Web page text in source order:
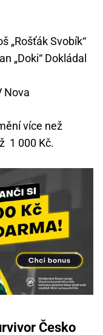
„Rošťák Svobík“
„Doki“ Dokládal
Nova
více než
1 000 Kč.
Česko